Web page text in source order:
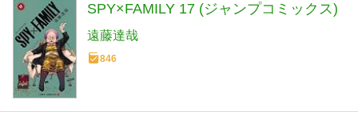
SPY×FAMILY 17 (ジャンプコミックス)
遠藤達哉
846